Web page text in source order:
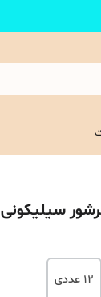
سیلیکونی
12 عددی